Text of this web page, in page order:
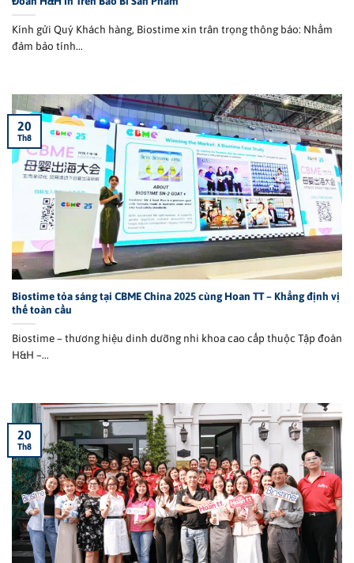
Kính gửi Quý Khách hàng, Biostime xin trân trọng thông báo: Nhằm
đảm bảo tính...
Biostime tỏa sáng tại CBME China 2025 cùng Hoan TT – Khẳng định vị
thế toàn cầu
Biostime – thương hiệu dinh dưỡng nhi khoa cao cấp thuộc Tập đoàn
H&H –...
20
Th8
20
Th8